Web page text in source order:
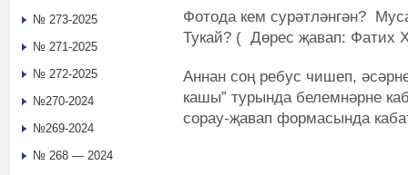
Фотода кем сурәтләнгән?
Тукай? ( Дөрес җавап: Фатих
Аннан соң ребус чишеп,
кашы” турында белемнәрне
сорау-җавап формасында
№ 273-2025
№ 271-2025
№ 272-2025
№270-2024
№269-2024
№ 268 — 2024